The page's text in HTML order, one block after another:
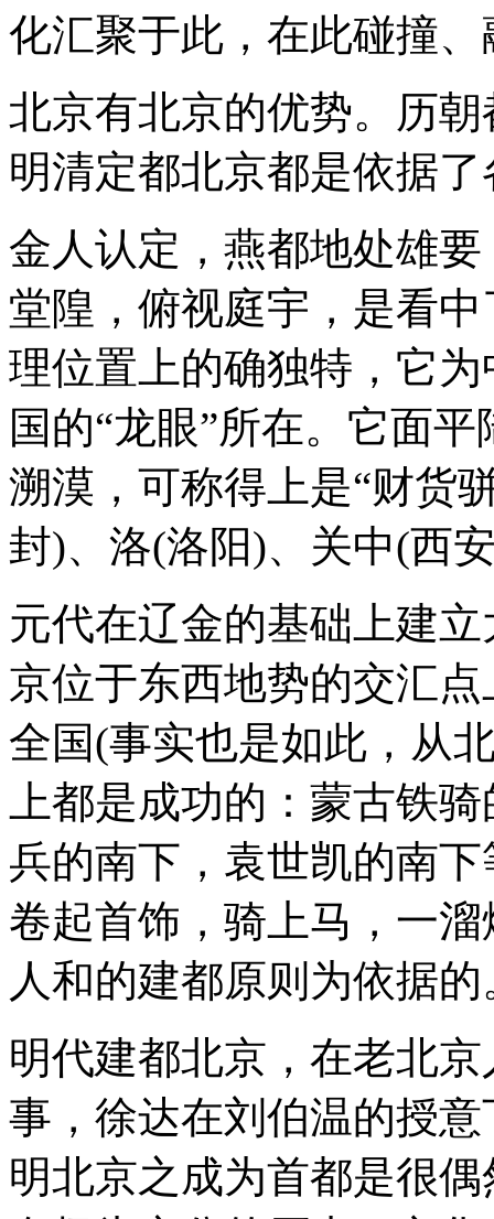
化汇聚于此，在此碰撞、
北京有北京的优势。历
明清定都北京都是依据
金人认定，燕都地处雄
堂隍，俯视庭宇，是看
理位置上的确独特，它
国的“龙眼”所在。它面
溯漠，可称得上是“财货
封)、洛(洛阳)、关中(西
元代在辽金的基础上建
京位于东西地势的交汇
全国(事实也是如此，从
上都是成功的：蒙古铁
兵的南下，袁世凯的南
卷起首饰，骑上马，一
人和的建都原则为依据的
明代建都北京，在老北
事，徐达在刘伯温的授
明北京之成为首都是很